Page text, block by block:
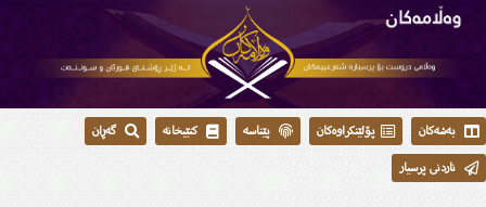
بەشەکان پۆلێنکراوەکان پێناسە کتێبخانە
گەڕان
ناردنی پرسیار